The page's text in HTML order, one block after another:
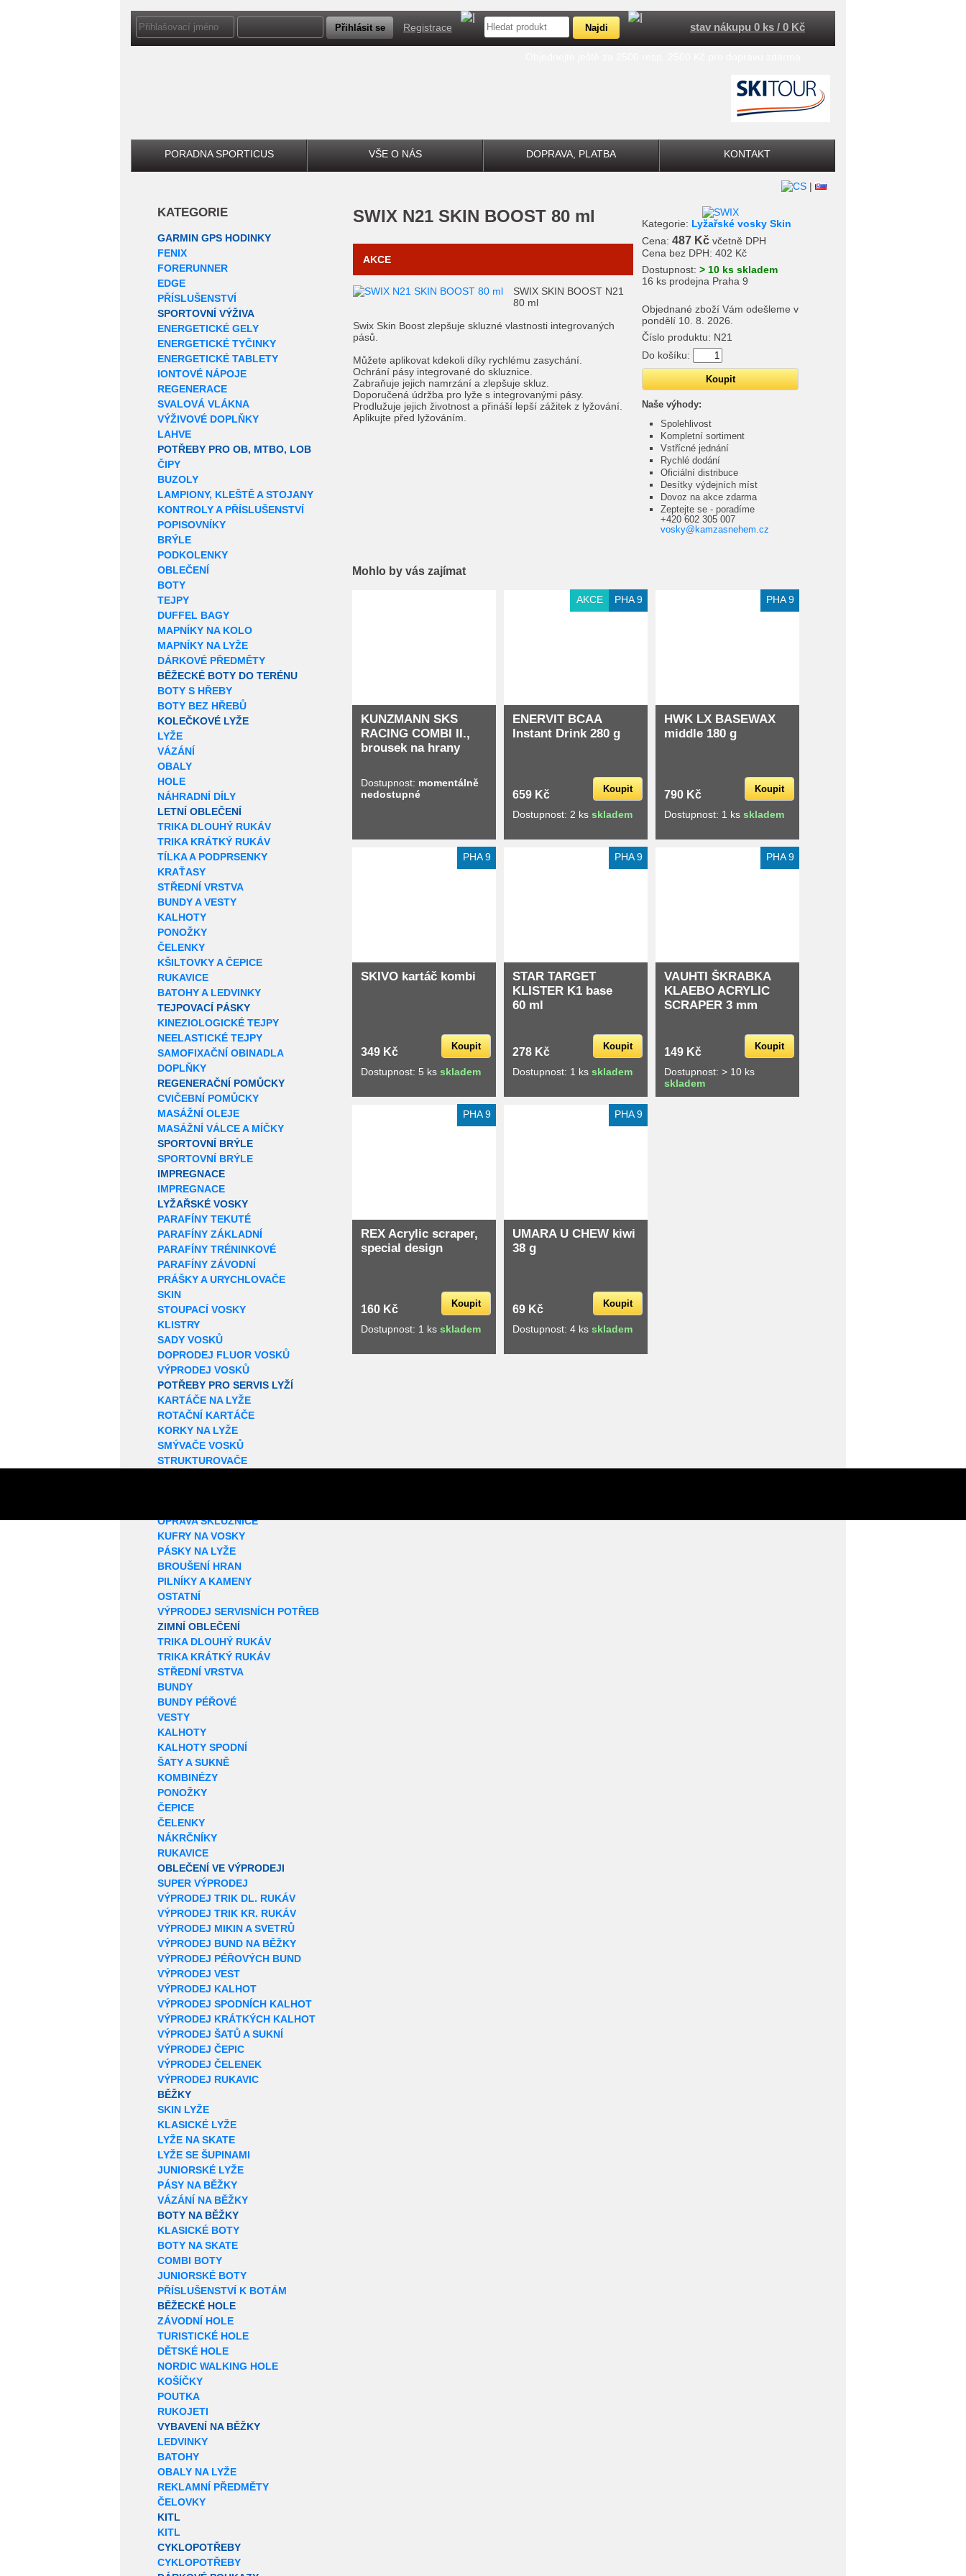
Registrace stav nákupu 0 ks / 0 Kč
PORADNA SPORTICUS VŠE O NÁS DOPRAVA, PLATBA KONTAKT
|
KATEGORIE
GARMIN GPS HODINKY
FENIX
FORERUNNER
EDGE
PŘÍSLUŠENSTVÍ
SPORTOVNÍ VÝŽIVA
ENERGETICKÉ GELY
ENERGETICKÉ TYČINKY
ENERGETICKÉ TABLETY
IONTOVÉ NÁPOJE
REGENERACE
SVALOVÁ VLÁKNA
VÝŽIVOVÉ DOPLŇKY
LAHVE
POTŘEBY PRO OB, MTBO, LOB
ČIPY
BUZOLY
LAMPIONY, KLEŠTĚ A STOJANY
KONTROLY A PŘÍSLUŠENSTVÍ
POPISOVNÍKY
BRÝLE
PODKOLENKY
OBLEČENÍ
BOTY
TEJPY
DUFFEL BAGY
MAPNÍKY NA KOLO
MAPNÍKY NA LYŽE
DÁRKOVÉ PŘEDMĚTY
BĚŽECKÉ BOTY DO TERÉNU
BOTY S HŘEBY
BOTY BEZ HŘEBŮ
KOLEČKOVÉ LYŽE
LYŽE
VÁZÁNÍ
OBALY
HOLE
NÁHRADNÍ DÍLY
LETNÍ OBLEČENÍ
TRIKA DLOUHÝ RUKÁV
TRIKA KRÁTKÝ RUKÁV
TÍLKA A PODPRSENKY
KRAŤASY
STŘEDNÍ VRSTVA
BUNDY A VESTY
KALHOTY
PONOŽKY
ČELENKY
KŠILTOVKY A ČEPICE
RUKAVICE
BATOHY A LEDVINKY
TEJPOVACÍ PÁSKY
KINEZIOLOGICKÉ TEJPY
NEELASTICKÉ TEJPY
SAMOFIXAČNÍ OBINADLA
DOPLŇKY
REGENERAČNÍ POMŮCKY
CVIČEBNÍ POMŮCKY
MASÁŽNÍ OLEJE
MASÁŽNÍ VÁLCE A MÍČKY
SPORTOVNÍ BRÝLE
SPORTOVNÍ BRÝLE
IMPREGNACE
IMPREGNACE
LYŽAŘSKÉ VOSKY
PARAFÍNY TEKUTÉ
PARAFÍNY ZÁKLADNÍ
PARAFÍNY TRÉNINKOVÉ
PARAFÍNY ZÁVODNÍ
PRÁŠKY A URYCHLOVAČE
SKIN
STOUPACÍ VOSKY
KLISTRY
SADY VOSKŮ
DOPRODEJ FLUOR VOSKŮ
VÝPRODEJ VOSKŮ
POTŘEBY PRO SERVIS LYŽÍ
KARTÁČE NA LYŽE
ROTAČNÍ KARTÁČE
KORKY NA LYŽE
SMÝVAČE VOSKŮ
STRUKTUROVAČE
OPRAVA SKLUZNICE
KUFRY NA VOSKY
PÁSKY NA LYŽE
BROUŠENÍ HRAN
PILNÍKY A KAMENY
OSTATNÍ
VÝPRODEJ SERVISNÍCH POTŘEB
ZIMNÍ OBLEČENÍ
TRIKA DLOUHÝ RUKÁV
TRIKA KRÁTKÝ RUKÁV
STŘEDNÍ VRSTVA
BUNDY
BUNDY PÉŘOVÉ
VESTY
KALHOTY
KALHOTY SPODNÍ
ŠATY A SUKNĚ
KOMBINÉZY
PONOŽKY
ČEPICE
ČELENKY
NÁKRČNÍKY
RUKAVICE
OBLEČENÍ VE VÝPRODEJI
SUPER VÝPRODEJ
VÝPRODEJ TRIK DL. RUKÁV
VÝPRODEJ TRIK KR. RUKÁV
VÝPRODEJ MIKIN A SVETRŮ
VÝPRODEJ BUND NA BĚŽKY
VÝPRODEJ PÉŘOVÝCH BUND
VÝPRODEJ VEST
VÝPRODEJ KALHOT
VÝPRODEJ SPODNÍCH KALHOT
VÝPRODEJ KRÁTKÝCH KALHOT
VÝPRODEJ ŠATŮ A SUKNÍ
VÝPRODEJ ČEPIC
VÝPRODEJ ČELENEK
VÝPRODEJ RUKAVIC
BĚŽKY
SKIN LYŽE
KLASICKÉ LYŽE
LYŽE NA SKATE
LYŽE SE ŠUPINAMI
JUNIORSKÉ LYŽE
PÁSY NA BĚŽKY
VÁZÁNÍ NA BĚŽKY
BOTY NA BĚŽKY
KLASICKÉ BOTY
BOTY NA SKATE
COMBI BOTY
JUNIORSKÉ BOTY
PŘÍSLUŠENSTVÍ K BOTÁM
BĚŽECKÉ HOLE
ZÁVODNÍ HOLE
TURISTICKÉ HOLE
DĚTSKÉ HOLE
NORDIC WALKING HOLE
KOŠÍČKY
POUTKA
RUKOJETI
VYBAVENÍ NA BĚŽKY
LEDVINKY
BATOHY
OBALY NA LYŽE
REKLAMNÍ PŘEDMĚTY
ČELOVKY
KITL
KITL
CYKLOPOTŘEBY
CYKLOPOTŘEBY
SWIX N21 SKIN BOOST 80 ml
AKCE
SWIX SKIN BOOST N21
80 ml
Swix Skin Boost zlepšuje skluzné vlastnosti integrovaných
pásů.
Můžete aplikovat kdekoli díky rychlému zasychání.
Ochrání pásy integrované do skluznice.
Zabraňuje jejich namrzání a zlepšuje skluz.
Doporučená údržba pro lyže s integrovanými pásy.
Prodlužuje jejich životnost a přináší lepší zážitek z lyžování.
Aplikujte před lyžováním.
Kategorie: Lyžařské vosky Skin
Cena: 487 Kč včetně DPH
Cena bez DPH: 402 Kč
Dostupnost: > 10 ks skladem
16 ks prodejna Praha 9
Objednané zboží Vám odešleme v
pondělí 10. 8. 2026.
Číslo produktu: N21
Do košíku:
Naše výhody:
Spolehlivost
Kompletní sortiment
Vstřícné jednání
Rychlé dodání
Oficiální distribuce
Desítky výdejních míst
Dovoz na akce zdarma
Zeptejte se - poradíme
+420 602 305 007
vosky@kamzasnehem.cz
Mohlo by vás zajímat
KUNZMANN SKS
RACING COMBI II.,
brousek na hrany
Dostupnost: momentálně
nedostupné
AKCE PHA 9
ENERVIT BCAA
Instant Drink 280 g
659 Kč Koupit
Dostupnost: 2 ks skladem
Extra slevy pro registrované
PHA 9
HWK LX BASEWAX
middle 180 g
790 Kč Koupit
Dostupnost: 1 ks skladem
PHA 9
SKIVO kartáč kombi
349 Kč Koupit
Dostupnost: 5 ks skladem
Extra slevy pro registrované
PHA 9
STAR TARGET
KLISTER K1 base
60 ml
278 Kč Koupit
Dostupnost: 1 ks skladem
Extra slevy pro registrované
PHA 9
VAUHTI ŠKRABKA
KLAEBO ACRYLIC
SCRAPER 3 mm
149 Kč Koupit
Dostupnost: > 10 ks
skladem
Extra slevy pro registrované
PHA 9
REX Acrylic scraper,
special design
160 Kč Koupit
Dostupnost: 1 ks skladem
Extra slevy pro registrované
PHA 9
UMARA U CHEW kiwi
38 g
69 Kč Koupit
Dostupnost: 4 ks skladem